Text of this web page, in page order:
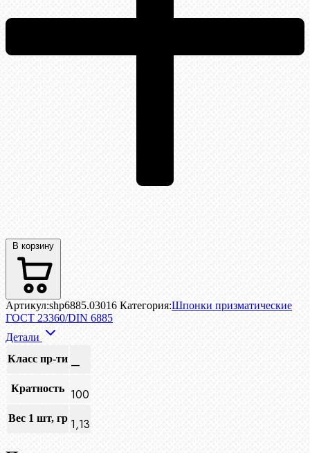
В корзину
Артикул:shp6885.03016 Категория:Шпонки призматические
ГОСТ 23360/DIN 6885
Детали
Класс пр-ти —
Кратность 100
Вес 1 шт, гр 1,13